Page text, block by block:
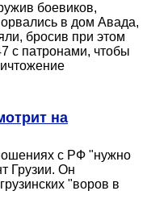
боевиков,
в дом Авада,
бросив при этом
с патронами, чтобы
на
с РФ "нужно
Грузии. Он
"воров в